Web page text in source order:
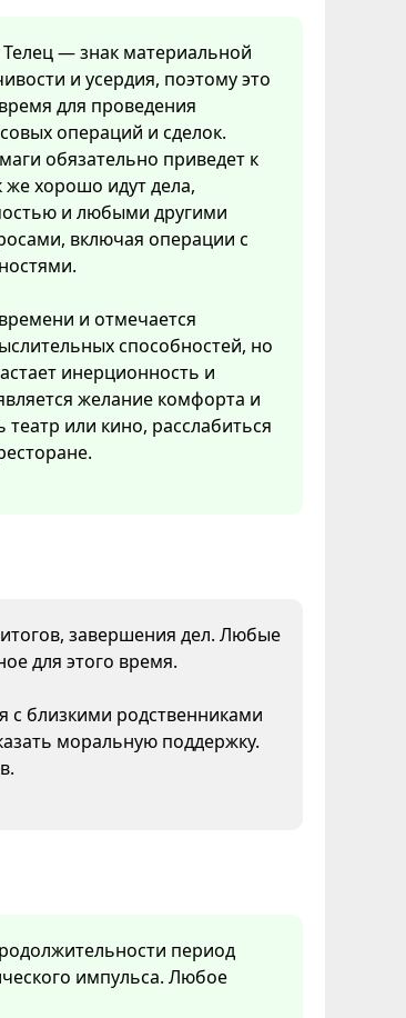
Телец — знак материальной
и усердия, поэтому это
для проведения
операций и сделок.
обязательно приведет к
же хорошо идут дела,
и любыми другими
включая операции с
и отмечается
способностей, но
инерционность и
желание комфорта и
театр или кино, расслабиться
завершения дел. Любые
для этого время.
с близкими родственниками
моральную поддержку.
период
импульса. Любое